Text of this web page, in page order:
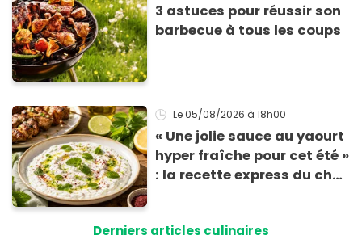
3 astuces pour réussir son
barbecue à tous les coups
Le 05/08/2026 à 18h00
« Une jolie sauce au yaourt
hyper fraîche pour cet été »
: la recette express du chef
grillades
Derniers articles culinaires